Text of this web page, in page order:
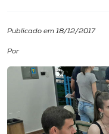
Cultura
Biblioteca
Publicado em 18/12/2017
Por